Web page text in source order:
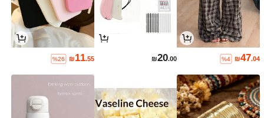
₪47.04
%4
₪20.00
₪11.55
%26